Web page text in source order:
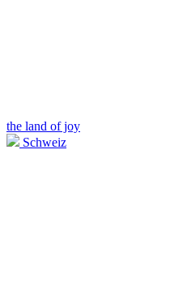
the land of joy
Schweiz